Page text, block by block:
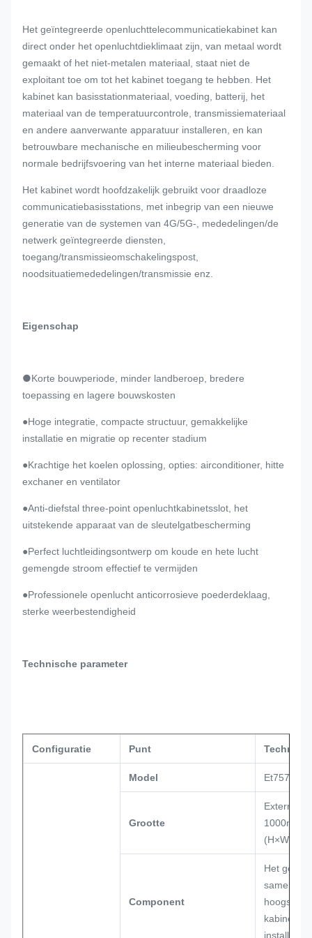
Het geïntegreerde openluchttelecommunicatiekabinet kan
direct onder het openluchtdieklimaat zijn, van metaal wordt
gemaakt of het niet-metalen materiaal, staat niet de
exploitant toe om tot het kabinet toegang te hebben. Het
kabinet kan basisstationmateriaal, voeding, batterij, het
materiaal van de temperatuurcontrole, transmissiemateriaal
en andere aanverwante apparatuur installeren, en kan
betrouwbare mechanische en milieubescherming voor
normale bedrijfsvoering van het interne materiaal bieden.
Het kabinet wordt hoofdzakelijk gebruikt voor draadloze
communicatiebasisstations, met inbegrip van een nieuwe
generatie van de systemen van 4G/5G-, mededelingen/de
netwerk geïntegreerde diensten,
toegang/transmissieomschakelingspost,
noodsituatiemededelingen/transmissie enz.
Eigenschap
●Korte bouwperiode, minder landberoep, bredere
toepassing en lagere bouwskosten
●Hoge integratie, compacte structuur, gemakkelijke
installatie en migratie op recenter stadium
●Krachtige het koelen oplossing, opties: airconditioner, hitte
exchaner en ventilator
●Anti-diefstal three-point openluchtkabinetsslot, het
uitstekende apparaat van de sleutelgatbescherming
●Perfect luchtleidingsontwerp om koude en hete lucht
gemengde stroom effectief te vermijden
●Professionele openlucht anticorrosieve poederdeklaag,
sterke weerbestendigheid
Technische parameter
Configuratie Punt
Model
Grootte
Externe
(H×W×D)
Component
Het
hoogste